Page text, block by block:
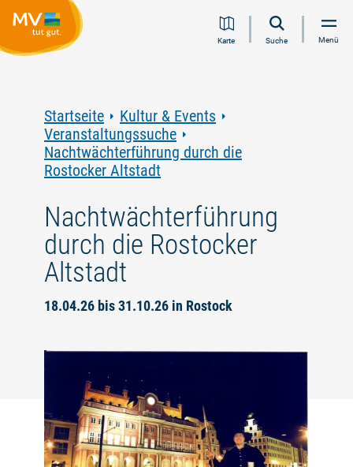
Inhalt
Navigation
Volltextsuche
FooterKarte Suche Menü
Startseite
Kultur & Events
Veranstaltungssuche
Nachtwächterführung durch die
Rostocker Altstadt
Nachtwächterführung
durch die Rostocker
Altstadt
18.04.26 bis 31.10.26 in Rostock